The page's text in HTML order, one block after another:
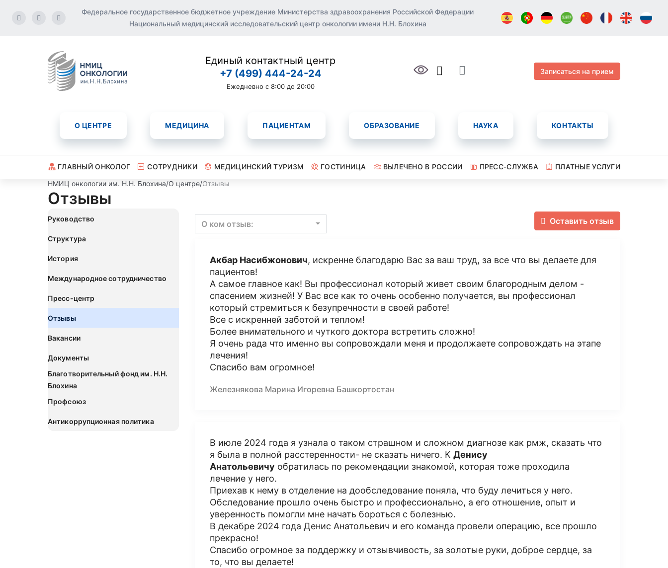
Федеральное государственное бюджетное учреждение Министерства здравоохранения Российской Федерации
Национальный медицинский исследовательский центр онкологии имени Н.Н. Блохина
Единый контактный центр
+7 (499) 444-24-24
Ежедневно с 8:00 до 20:00
Записаться на прием
О ЦЕНТРЕ МЕДИЦИНА ПАЦИЕНТАМ ОБРАЗОВАНИЕ НАУКА КОНТАКТЫ
ГЛАВНЫЙ ОНКОЛОГ СОТРУДНИКИ МЕДИЦИНСКИЙ ТУРИЗМ ГОСТИНИЦА ВЫЛЕЧЕНО В РОССИИ ПРЕСС-СЛУЖБА
ПЛАТНЫЕ УСЛУГИ
НМИЦ онкологии им. Н.Н. Блохина/О центре/Отзывы
Отзывы
Руководство
Структура
История
Международное сотрудничество
Пресс-центр
Отзывы
Вакансии
Документы
Благотворительный фонд им. Н.Н.
Блохина
Профсоюз
Антикоррупционная политика
Оставить отзыв
О ком отзыв:
Акбар Насибжонович, искренне благодарю Вас за ваш труд, за все что вы делаете для
пациентов!
А самое главное как! Вы профессионал который живет своим благородным делом -
спасением жизней! У Вас все как то очень особенно получается, вы профессионал
который стремиться к безупречности в своей работе!
Все с искренней заботой и теплом!
Более внимательного и чуткого доктора встретить сложно!
Я очень рада что именно вы сопровождали меня и продолжаете сопровождать на этапе
лечения!
Спасибо вам огромное!
Железнякова Марина Игоревна Башкортостан
В июле 2024 года я узнала о таком страшном и сложном диагнозе как рмж, сказать что
я была в полной расстеренности- не сказать ничего. К Денису
Анатольевичу обратилась по рекомендации знакомой, которая тоже проходила
лечение у него.
Приехав к нему в отделение на дообследование поняла, что буду лечиться у него.
Обследование прошло очень быстро и профессионально, а его отношение, опыт и
уверенность помогли мне начать бороться с болезнью.
В декабре 2024 года Денис Анатольевич и его команда провели операцию, все прошло
прекрасно!
Спасибо огромное за поддержку и отзывчивость, за золотые руки, доброе сердце, за
то, что вы делаете!